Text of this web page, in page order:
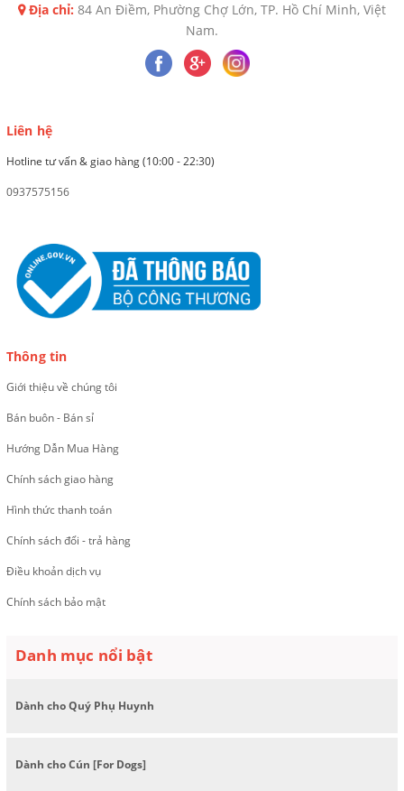
Địa chỉ: 84 An Điềm, Phường Chợ Lớn, TP. Hồ Chí Minh, Việt
Nam.
Liên hệ
Hotline tư vấn & giao hàng (10:00 - 22:30)
0937575156
Thông tin
Giới thiệu về chúng tôi
Bán buôn - Bán sỉ
Hướng Dẫn Mua Hàng
Chính sách giao hàng
Hình thức thanh toán
Chính sách đổi - trả hàng
Điều khoản dịch vụ
Chính sách bảo mật
Danh mục nổi bật
Dành cho Quý Phụ Huynh
Dành cho Cún [For Dogs]